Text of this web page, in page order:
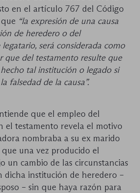
en el artículo 767 del Código
“la expresión de una causa
de heredero o del
será considerada como
que del testamento resulte que
tal institución o legado si
falsedad de la causa”.
que el empleo del
el testamento revela el motivo
nombraba a su ex marido
una vez producido el
un cambio de las circunstancias
dicha institución de heredero –
– sin que haya razón para